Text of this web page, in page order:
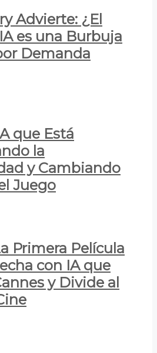
Advierte: ¿El
es una Burbuja
Demanda
que Está
la
y Cambiando
Juego
Primera Película
con IA que
y Divide al